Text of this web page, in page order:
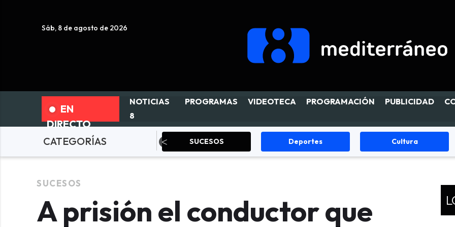
Sáb, 8 de agosto de 2026
EN
DIRECTO
NOTICIAS
8
PROGRAMAS VIDEOTECA PROGRAMACIÓN PUBLICIDAD
CATEGORÍASPolítica SUCESOS Deportes Cultura
SUCESOS
A prisión el conductor que